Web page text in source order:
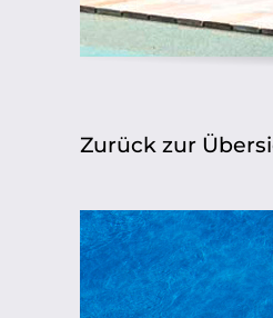
Zurück zur